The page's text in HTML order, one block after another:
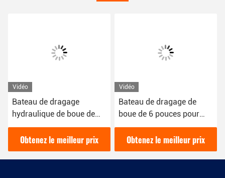
Vidéo
Bateau de dragage
hydraulique de boue de
200 Cbm/h de 16 kW de
couleur rouge utilisé pour
le dragage des rivières
Obtenez le meilleur prix
Vidéo
Bateau de dragage de
boue de 6 pouces pour
draguer la boue dans la
rivière 16kw dragueuse
hydraulique diesel
Obtenez le meilleur prix